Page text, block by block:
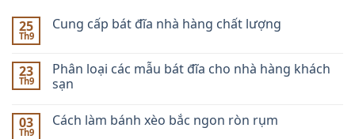
25
Th9
Cung cấp bát đĩa nhà hàng chất lượng
23
Th9
Phân loại các mẫu bát đĩa cho nhà hàng khách
sạn
03
Th9
Cách làm bánh xèo bắc ngon ròn rụm